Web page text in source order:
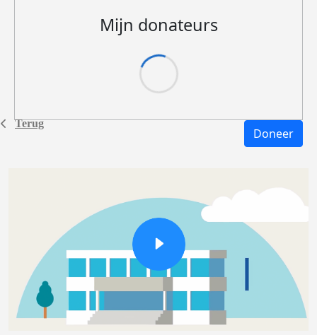
Terug
Mijn donateurs
Doneer